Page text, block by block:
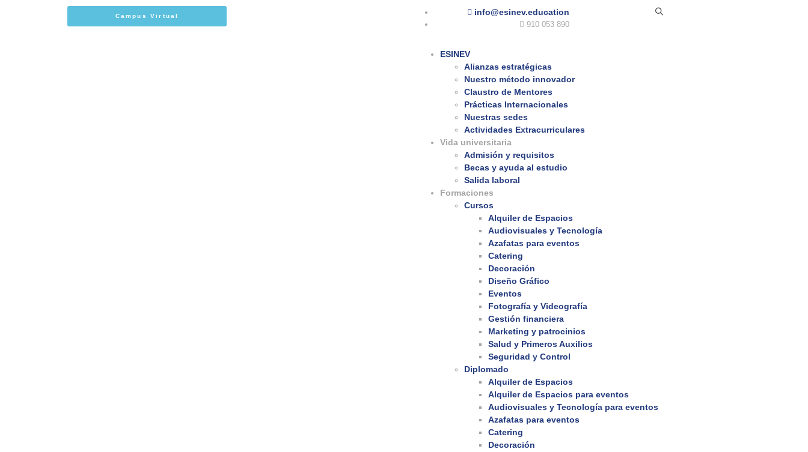
Campus Virtual info@esinev.education
910 053 890
ESINEV
Alianzas estratégicas
Nuestro método innovador
Claustro de Mentores
Prácticas Internacionales
Nuestras sedes
Actividades Extracurriculares
Vida universitaria
Admisión y requisitos
Becas y ayuda al estudio
Salida laboral
Formaciones
Cursos
Alquiler de Espacios
Audiovisuales y Tecnología
Azafatas para eventos
Catering
Decoración
Diseño Gráfico
Eventos
Fotografía y Videografía
Gestión financiera
Marketing y patrocinios
Salud y Primeros Auxilios
Seguridad y Control
Diplomado
Alquiler de Espacios
Alquiler de Espacios para eventos
Audiovisuales y Tecnología para eventos
Azafatas para eventos
Catering
Decoración